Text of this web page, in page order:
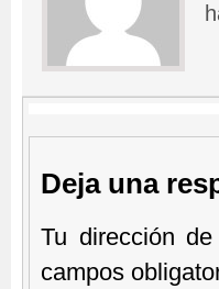
Deja una
Tu dirección
campos